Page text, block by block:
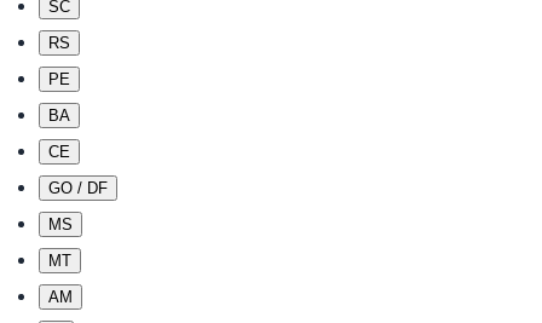
SC
RS
PE
BA
CE
GO / DF
MS
MT
AM